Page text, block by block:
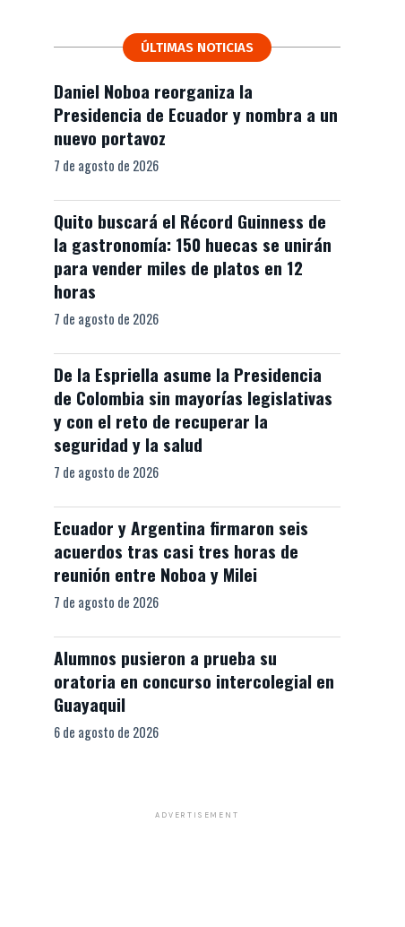
ÚLTIMAS NOTICIAS
Daniel Noboa reorganiza la
Presidencia de Ecuador y nombra a un
nuevo portavoz
7 de agosto de 2026
Quito buscará el Récord Guinness de
la gastronomía: 150 huecas se unirán
para vender miles de platos en 12
horas
7 de agosto de 2026
De la Espriella asume la Presidencia
de Colombia sin mayorías legislativas
y con el reto de recuperar la
seguridad y la salud
7 de agosto de 2026
Ecuador y Argentina firmaron seis
acuerdos tras casi tres horas de
reunión entre Noboa y Milei
7 de agosto de 2026
Alumnos pusieron a prueba su
oratoria en concurso intercolegial en
Guayaquil
6 de agosto de 2026
ADVERTISEMENT